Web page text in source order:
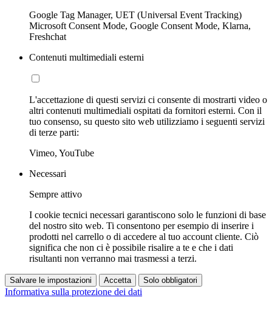
Google Tag Manager, UET (Universal Event Tracking)
Microsoft Consent Mode, Google Consent Mode, Klarna,
Freshchat
Contenuti multimediali esterni
L'accettazione di questi servizi ci consente di mostrarti video o
altri contenuti multimediali ospitati da fornitori esterni. Con il
tuo consenso, su questo sito web utilizziamo i seguenti servizi
di terze parti:
Vimeo, YouTube
Necessari
Sempre attivo
I cookie tecnici necessari garantiscono solo le funzioni di base
del nostro sito web. Ti consentono per esempio di inserire i
prodotti nel carrello o di accedere al tuo account cliente. Ciò
significa che non ci è possibile risalire a te e che i dati
risultanti non verranno mai trasmessi a terzi.
Salvare le impostazioni Accetta Solo obbligatori
Informativa sulla protezione dei dati